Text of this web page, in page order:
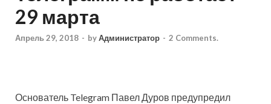
29 марта
Апрель 29, 2018 - byАдминистратор - 2 Comments.
Основатель Telegram Павел Дуров предупредил